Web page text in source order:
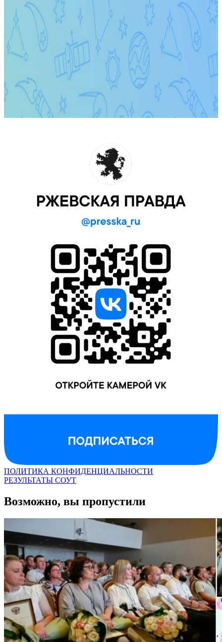
ПОЛИТИКА КОНФИДЕНЦИАЛЬНОСТИ
РЕЗУЛЬТАТЫ СОУТ
Возможно, вы пропустили